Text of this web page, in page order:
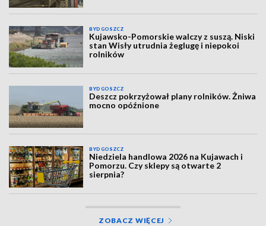
BYDGOSZCZ
Kujawsko-Pomorskie walczy z suszą. Niski
stan Wisły utrudnia żeglugę i niepokoi
rolników
BYDGOSZCZ
Deszcz pokrzyżował plany rolników. Żniwa
mocno opóźnione
BYDGOSZCZ
Niedziela handlowa 2026 na Kujawach i
Pomorzu. Czy sklepy są otwarte 2
sierpnia?
ZOBACZ WIĘCEJ